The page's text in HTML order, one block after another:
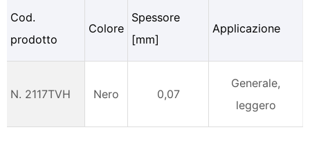
Cod.
prodotto
Colore
Spessore
[mm]
Applicazione
N. 2117TVH Nero 0,07
Generale,
leggero